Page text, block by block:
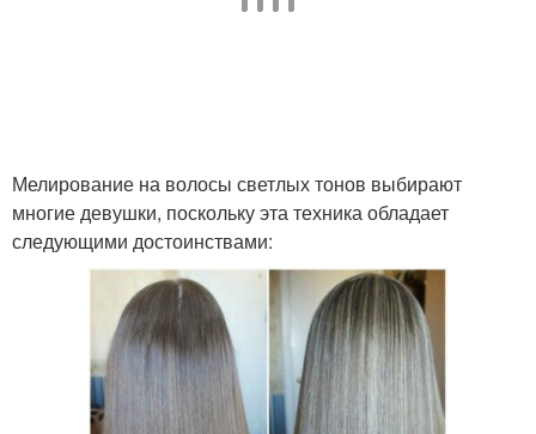
Мелирование на волосы светлых тонов выбирают
многие девушки, поскольку эта техника обладает
следующими достоинствами: